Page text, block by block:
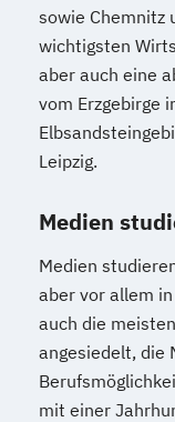
sowie Chemnitz
wichtigsten
aber auch eine
vom Erzgebirge
Leipzig.
Medien
Medien
aber vor allem
auch die
angesiedelt, die
mit einer